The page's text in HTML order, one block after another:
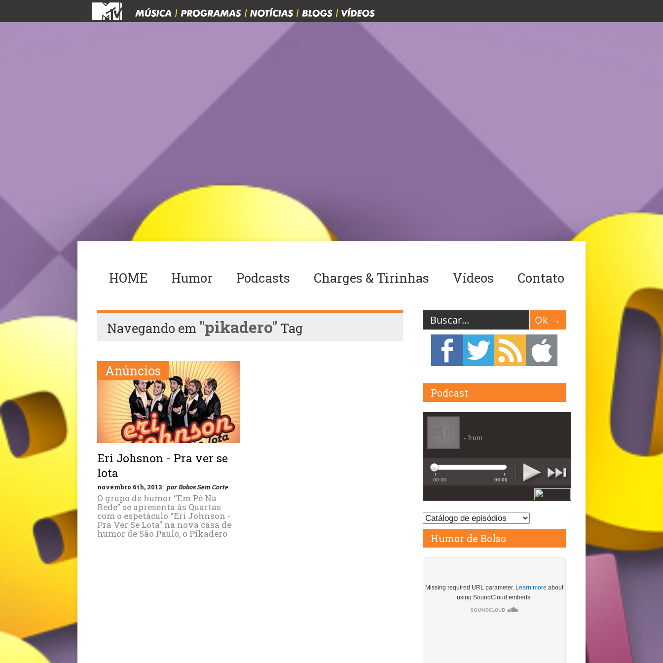
HOME Humor Podcasts Charges & Tirinhas Vídeos Contato
Navegando em "pikadero" Tag
Anúncios
Eri Johsnon - Pra ver se
lota
novembro 6th, 2013 | por Bobos Sem Corte
O grupo de humor “Em Pé Na
Rede” se apresenta às Quartas
com o espetáculo “Eri Johnson -
Pra Ver Se Lota” na nova casa de
humor de São Paulo, o Pikadero
Podcast
Humor de Bolso